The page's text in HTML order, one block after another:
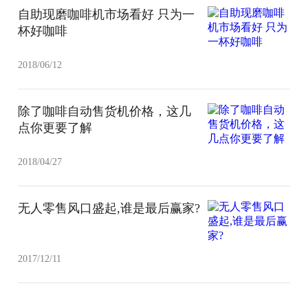
自助现磨咖啡机市场看好 只为一
杯好咖啡
2018/06/12
除了咖啡自动售货机价格，这几
点你更要了解
2018/04/27
无人零售风口盛起,谁是最后赢家?
2017/12/11